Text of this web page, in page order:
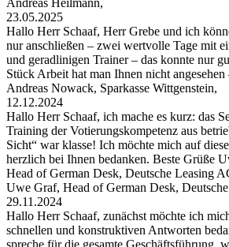
23.05.2025
Hallo Herr Schaaf, Herr Grebe und ich
nur anschließen – zwei wertvolle Tage mit
und geradlinigen Trainer – das konnte nur
Stück Arbeit hat man Ihnen nicht
Andreas Nowack, Sparkasse Wittgenstein,
12.12.2024
Hallo Herr Schaaf, ich mache es kurz: das
Training der Votierungskompetenz aus
Sicht“ war klasse! Ich möchte mich auf
herzlich bei Ihnen bedanken. Beste Grüße
Head of German Desk, Deutsche Leasing
Uwe Graf, Head of German Desk,
29.11.2024
Hallo Herr Schaaf, zunächst möchte ich
schnellen und konstruktiven Antworten
spreche für die gesamte Geschäftsführung,